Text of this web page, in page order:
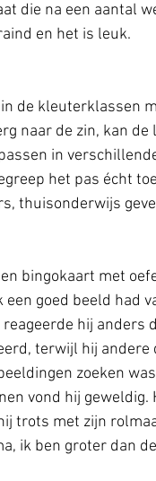
die na een aantal
en het is leuk.
de kleuterklassen
naar de zin, kan de
in
het pas écht
thuisonderwijs
bingokaart met
goed beeld had
hij anders
terwijl hij andere
zoeken
vond hij
trots met zijn
ik ben groter dan